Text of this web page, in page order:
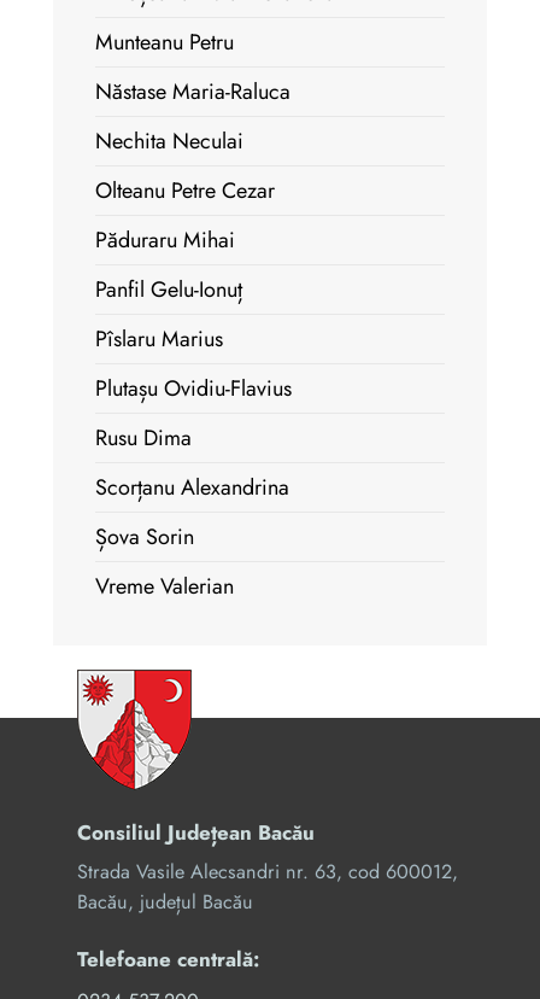
Munteanu Petru
Năstase Maria-Raluca
Nechita Neculai
Olteanu Petre Cezar
Păduraru Mihai
Panfil Gelu-Ionuț
Pîslaru Marius
Plutașu Ovidiu-Flavius
Rusu Dima
Scorțanu Alexandrina
Șova Sorin
Vreme Valerian
Consiliul Județean Bacău
Strada Vasile Alecsandri nr. 63, cod 600012,
Bacău, județul Bacău
Telefoane centrală: